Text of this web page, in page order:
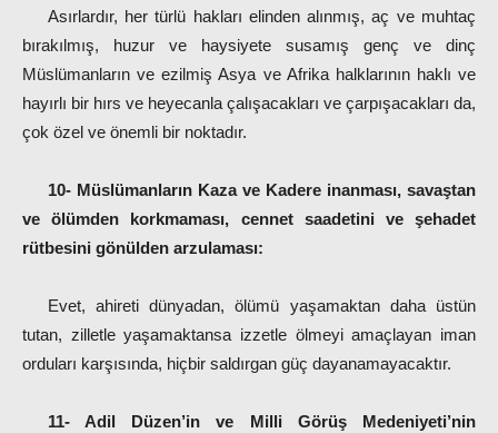
Asırlardır, her türlü hakları elinden alınmış, aç ve muhtaç
bırakılmış, huzur ve haysiyete susamış genç ve dinç
Müslümanların ve ezilmiş Asya ve Afrika halklarının haklı ve
hayırlı bir hırs ve heyecanla çalışacakları ve çarpışacakları da,
çok özel ve önemli bir noktadır.
10- Müslümanların Kaza ve Kadere inanması, savaştan
ve ölümden korkmaması, cennet saadetini ve şehadet
rütbesini gönülden arzulaması:
Evet, ahireti dünyadan, ölümü yaşamaktan daha üstün
tutan, zilletle yaşamaktansa izzetle ölmeyi amaçlayan iman
orduları karşısında, hiçbir saldırgan güç dayanamayacaktır.
11- Adil Düzen’in ve Milli Görüş Medeniyeti’nin